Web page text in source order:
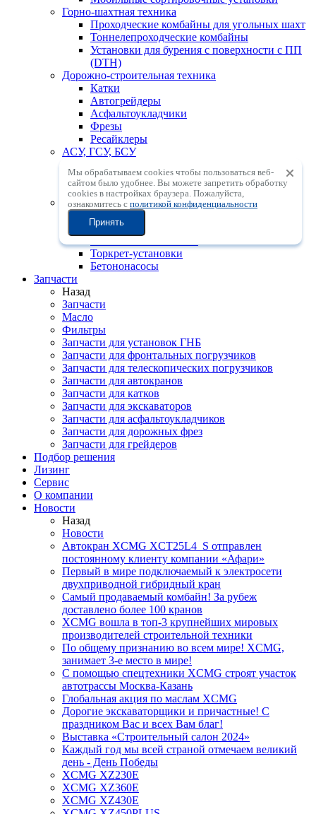
Горно-шахтная техника
Проходческие комбайны для угольных шахт
Тоннелепроходческие комбайны
Установки для бурения с поверхности с ПП
(DTH)
Дорожно-строительная техника
Катки
Автогрейдеры
Асфальтоукладчики
Фрезы
Ресайклеры
АСУ, ГСУ, БСУ
Грунтосмесительные установки
Бетоносмесительные установки
Бетонное оборудование
Бетонораспределительные стрелы
Автобетононасосы
Торкрет-установки
Бетононасосы
Запчасти
Назад
Запчасти
Масло
Фильтры
Запчасти для установок ГНБ
Запчасти для фронтальных погрузчиков
Запчасти для телескопических погрузчиков
Запчасти для автокранов
Запчасти для катков
Запчасти для экскаваторов
Запчасти для асфальтоукладчиков
Запчасти для дорожных фрез
Запчасти для грейдеров
Подбор решения
Лизинг
Сервис
О компании
Новости
Назад
Новости
Автокран XCMG XCT25L4_S отправлен
постоянному клиенту компании «Афари»
Первый в мире подключаемый к электросети
двухприводной гибридный кран
Самый продаваемый комбайн! За рубеж
доставлено более 100 кранов
XCMG вошла в топ-3 крупнейших мировых
производителей строительной техники
По общему признанию во всем мире! XCMG,
занимает 3-е место в мире!
С помощью спецтехники XCMG строят участок
автотрассы Москва-Казань
Глобальная акция по маслам XCMG
Дорогие экскаваторщики и причастные! С
праздником Вас и всех Вам благ!
Выставка «Строительный салон 2024»
Каждый год мы всей страной отмечаем великий
день - День Победы
XCMG XZ230E
XCMG XZ360E
XCMG XZ430E
Мы обрабатываем cookies чтобы пользоваться веб-
сайтом было удобнее. Вы можете запретить обработку
сookies в настройках браузера. Пожалуйста,
ознакомитесь с политикой конфиденциальности
Принять